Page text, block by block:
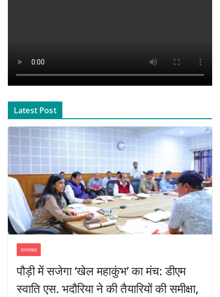
Latest Post
उत्तराखंड
पौड़ी में सजेगा ‘खेल महाकुंभ’ का मंच: डीएम
स्वाति एस. भदौरिया ने की तैयारियों की समीक्षा,